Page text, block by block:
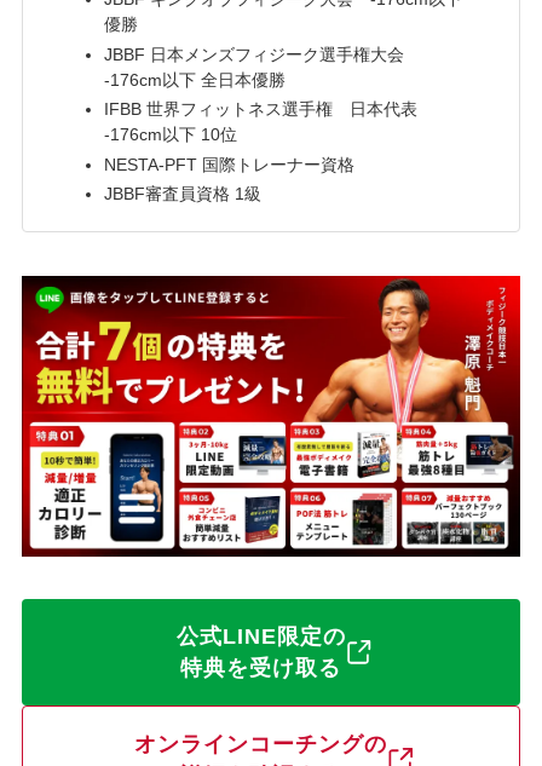
優勝
JBBF 日本メンズフィジーク選手権大会
-176cm以下 全日本優勝
IFBB 世界フィットネス選手権 日本代表
-176cm以下 10位
NESTA-PFT 国際トレーナー資格
JBBF審査員資格 1級
公式LINE限定の
特典を受け取る
オンラインコーチングの